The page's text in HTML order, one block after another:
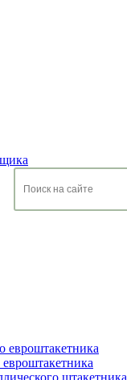
евроштакетника
штакетника